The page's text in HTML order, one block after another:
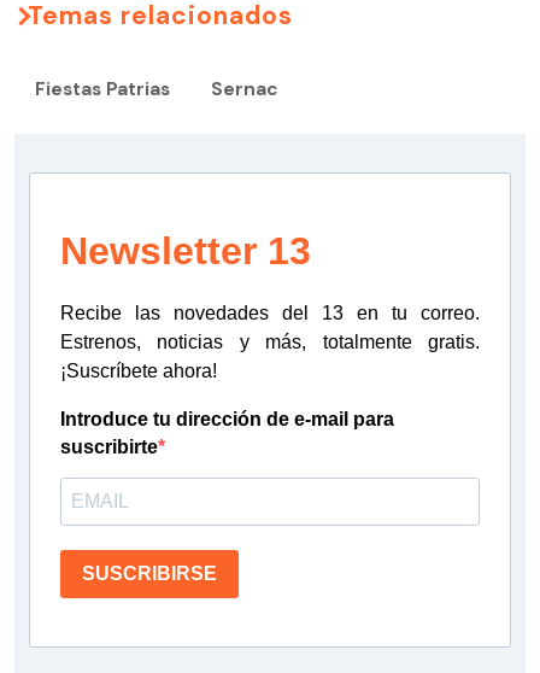
Temas relacionados
Fiestas Patrias Sernac
Newsletter 13
Recibe las novedades del 13 en tu correo.
Estrenos, noticias y más, totalmente gratis.
¡Suscríbete ahora!
Introduce tu dirección de e-mail para
suscribirte
SUSCRIBIRSE